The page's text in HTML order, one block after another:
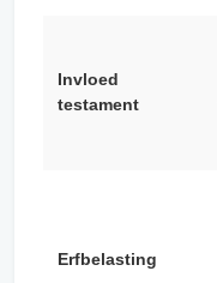
Invloed
testament
Erfbelasting